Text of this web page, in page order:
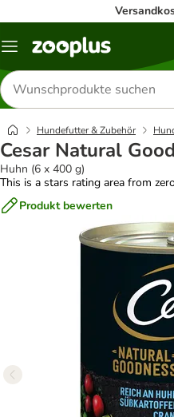
Menü
Produkte
suchen
Hundefutter & Zubehör
Cesar Natural
Huhn (6 x 400 g)
This is a stars rating area from
Produkt bewerten